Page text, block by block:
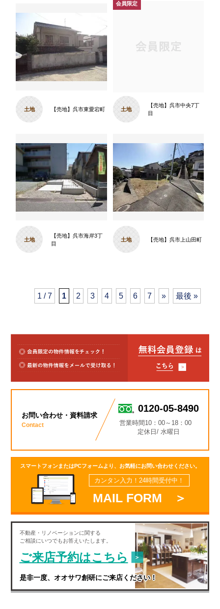
土地 【売地】呉市東愛宕町 土地
【売地】呉市中央7丁
目
土地
【売地】呉市海岸3丁
目
土地 【売地】呉市上山田町
1 / 7 1 2 3 4 5 6 7 » 最後 »
お問い合わせ・資料請求
Contact
0120-05-8490
営業時間10：00～18：00
定休日/ 水曜日
スマートフォンまたはPCフォームより、お気軽にお問い合わせください。
カンタン入力！24時間受付中！
MAIL FORM ＞
不動産・ リノベーションに関する
ご相談にいつでもお答えいたします。
ご来店予約はこちら
是非一度、オオサワ創研にご来店ください！